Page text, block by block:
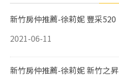
新竹房仲推薦-徐莉妮 豐采520
2021-06-11
新竹房仲推薦-徐莉妮 新竹之昇